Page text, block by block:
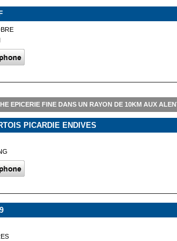
EPICERIE FINE DANS UN RAYON DE 10KM AUX
PICARDIE ENDIVES